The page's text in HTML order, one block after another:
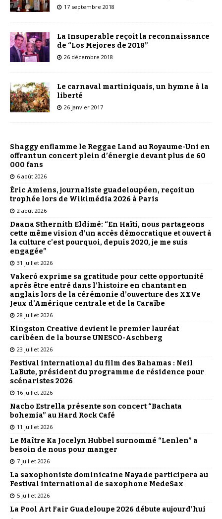
17 septembre 2018
La Insuperable reçoit la reconnaissance
de “Los Mejores de 2018”
26 décembre 2018
Le carnaval martiniquais, un hymne à la
liberté
26 janvier 2017
Shaggy enflamme le Reggae Land au Royaume-Uni en
offrant un concert plein d’énergie devant plus de 60
000 fans
6 août 2026
Éric Amiens, journaliste guadeloupéen, reçoit un
trophée lors de Wikimédia 2026 à Paris
2 août 2026
Daana Sthernith Eldimé: “En Haïti, nous partageons
cette même vision d’un accès démocratique et ouvert à
la culture c’est pourquoi, depuis 2020, je me suis
engagée”
31 juillet 2026
Vakeró exprime sa gratitude pour cette opportunité
après être entré dans l’histoire en chantant en
anglais lors de la cérémonie d’ouverture des XXVe
Jeux d’Amérique centrale et de la Caraïbe
28 juillet 2026
Kingston Creative devient le premier lauréat
caribéen de la bourse UNESCO-Aschberg
23 juillet 2026
Festival international du film des Bahamas : Neil
LaBute, président du programme de résidence pour
scénaristes 2026
16 juillet 2026
Nacho Estrella présente son concert “Bachata
bohemia” au Hard Rock Café
11 juillet 2026
Le Maître Ka Jocelyn Hubbel surnommé “Lenlen” a
besoin de nous pour manger
7 juillet 2026
La saxophoniste dominicaine Nayade participera au
Festival international de saxophone MedeSax
5 juillet 2026
La Pool Art Fair Guadeloupe 2026 débute aujourd’hui